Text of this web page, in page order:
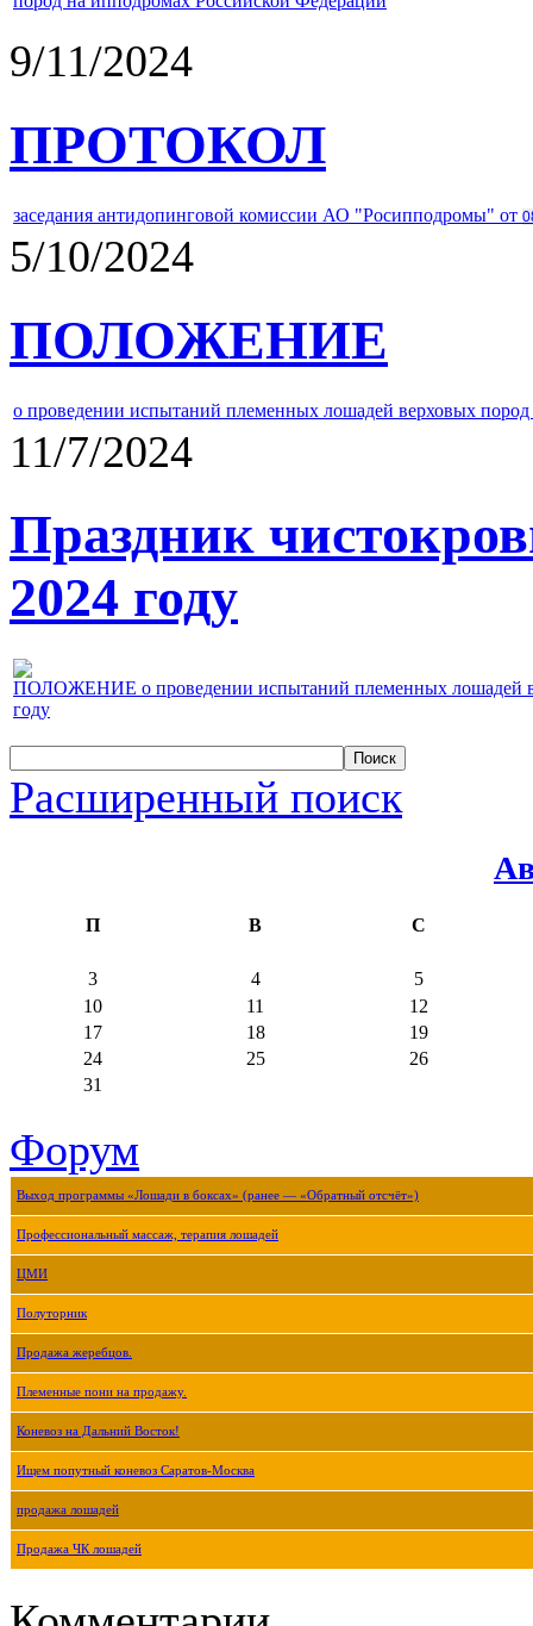
9/11/2024
ПРОТОКОЛ
заседания антидопинговой комиссии АО "Росипподромы" от
5/10/2024
ПОЛОЖЕНИЕ
о проведении испытаний племенных лошадей верховых
11/7/2024
Праздник
2024 году
ПОЛОЖЕНИЕ о проведении испытаний племенных лошадей
году
Расширенный поиск
П В С
3 4
5
10
11
12
17
18
19
24
25
26
31
Форум
Выход программы «Лошади в боксах» (ранее — «Обратный отсчёт»)
Профессиональный массаж, терапия лошадей
ЦМИ
Полуторник
Продажа жеребцов.
Племенные пони на продажу.
Коневоз на Дальний Восток!
Ищем попутный коневоз Саратов-Москва
продажа лошадей
Продажа ЧК лошадей